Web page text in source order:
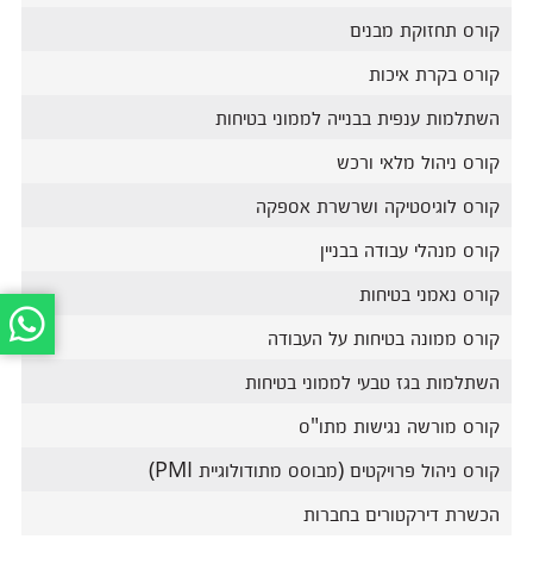
קורס תחזוקת מבנים
קורס בקרת איכות
השתלמות ענפית בבנייה לממוני בטיחות
קורס ניהול מלאי ורכש
קורס לוגיסטיקה ושרשרת אספקה
קורס מנהלי עבודה בבניין
קורס נאמני בטיחות
קורס ממונה בטיחות על העבודה
השתלמות בגז טבעי לממוני בטיחות
קורס מורשה נגישות מתו"ס
קורס ניהול פרויקטים (מבוסס מתודולוגיית PMI)
הכשרת דירקטורים בחברות